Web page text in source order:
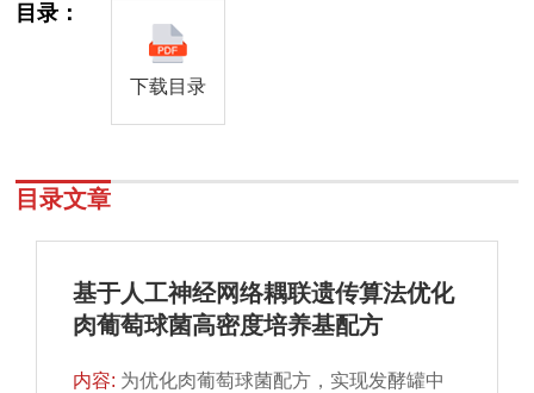
目录：
下载目录
目录文章
基于人工神经网络耦联遗传算法优化
肉葡萄球菌高密度培养基配方
内容: 为优化肉葡萄球菌配方，实现发酵罐中